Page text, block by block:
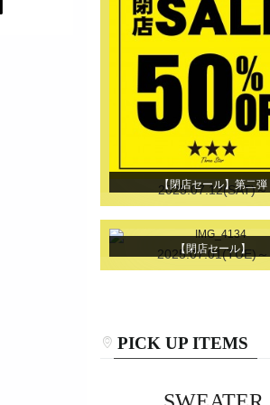
【閉店セール】第二弾
2025.07.12(SAT)～
【閉店セール】
2025.07.01(TUE)～
PICK UP ITEMS